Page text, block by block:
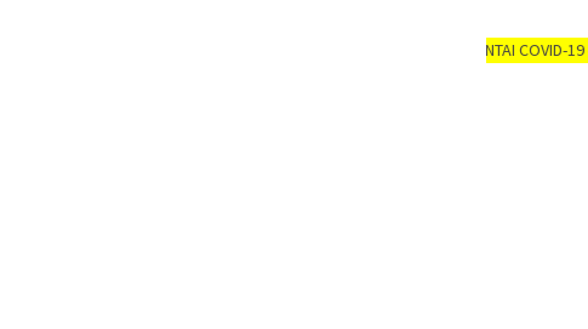
AYO PUTUSKAN RANTAI COVID-19